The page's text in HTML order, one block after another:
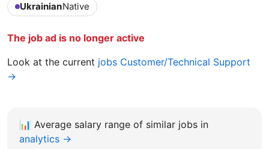
UkrainianNative
The job ad is no longer active
Look at the current jobs Customer/Technical Support
→
📊 Average salary range of similar jobs in
analytics →